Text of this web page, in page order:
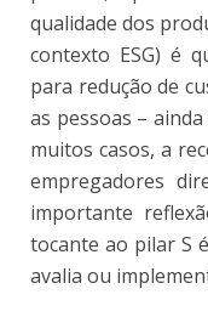
qualidade dos
contexto ESG) é
para redução de
as pessoas –
muitos casos, a
empregadores
importante
tocante ao pilar S
avalia ou